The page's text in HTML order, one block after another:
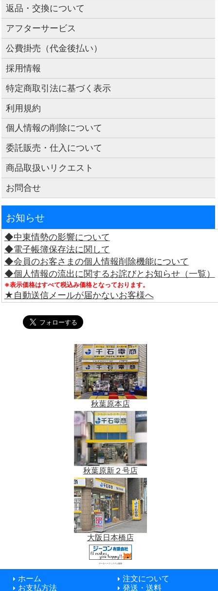
返品・交換について
アフターサービス
公費掛売（代金後払い）
採用情報
特定商取引法に基づく表示
利用規約
個人情報の削除について
委託販売・仕入について
商品取扱いリクエスト
お問合せ
お知らせ
◆中東情勢の影響について
◆電子帳簿保存法に関して
◆会員のお客さまの個人情報削除機能について
◆個人情報の流出に関するお詫びとお知らせ（一覧）
※表示価格はすべて税込み価格となっております。
★自動送信メールが届かないお客様へ
秋葉原本店
秋葉原新２号店
大阪日本橋店
データベースシステム開発
ホーム
注文について
お支払方法
発送・送料